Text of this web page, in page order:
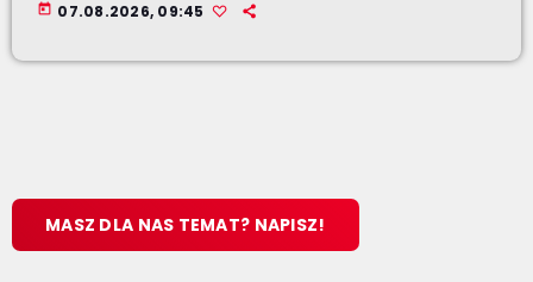
today 07.08.2026, 09:45
MASZ DLA NAS TEMAT? NAPISZ!